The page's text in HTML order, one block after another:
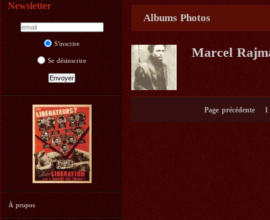
Newsletter
S'inscrire
Se désinscrire
À propos
Albums Photos
Marcel
Page précédente 1